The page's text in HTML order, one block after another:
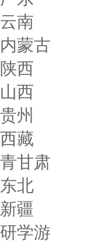
云南
内蒙古
陕西
山西
贵州
西藏
青甘肃
东北
新疆
研学游